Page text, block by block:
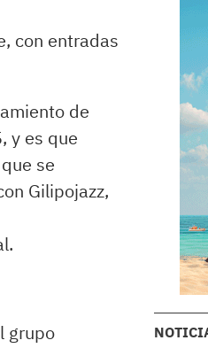
con entradas
de
y es que
se
Gilipojazz,
grupo